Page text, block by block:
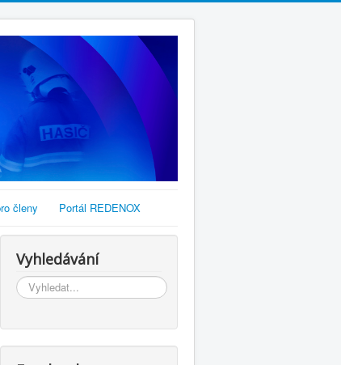
členy Portál REDENOX
Vyhledávání
Vyhledávání...